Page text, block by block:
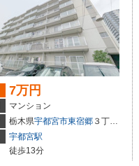
7万円
マンション
栃木県宇都宮市東宿郷 ３丁目5-2
宇都宮駅
徒歩13分